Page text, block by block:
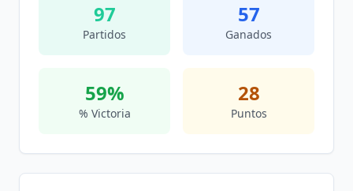
97
Partidos
57
Ganados
59%
% Victoria
28
Puntos